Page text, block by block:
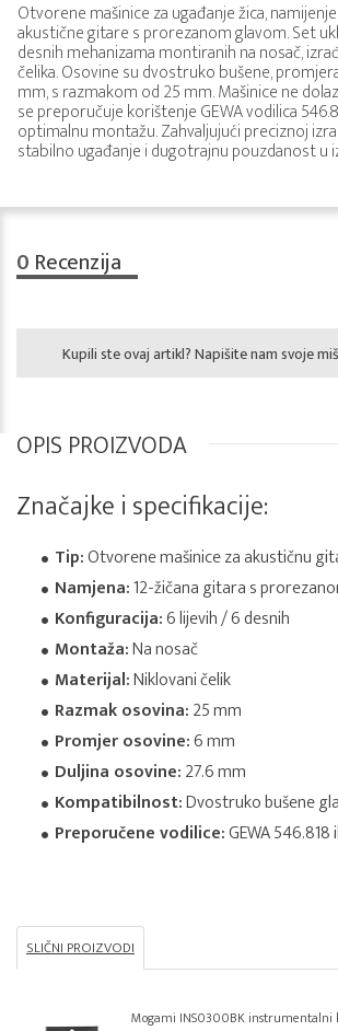
Otvorene mašinice za ugađanje žica,
akustične gitare s prorezanom glavom. Set
desnih mehanizama montiranih na nosač,
čelika. Osovine su dvostruko bušene,
mm, s razmakom od 25 mm. Mašinice ne
se preporučuje korištenje GEWA vodilica
optimalnu montažu. Zahvaljujući preciznoj
stabilno ugađanje i dugotrajnu pouzdanost u
0 Recenzija
Kupili ste ovaj artikl? Napišite nam svoje
OPIS PROIZVODA
Značajke i specifikacije:
Tip:Otvorene mašinice za akustičnu
Namjena:12-žičana gitara s
Konfiguracija:6 lijevih / 6 desnih
Montaža:Na nosač
Materijal:Niklovani čelik
Razmak osovina:25 mm
Promjer osovine:6 mm
Duljina osovine:27.6 mm
Kompatibilnost:Dvostruko bušene
Preporučene vodilice:GEWA 546.818
SLIČNI PROIZVODI
Mogami INS0300BK instrumentalni